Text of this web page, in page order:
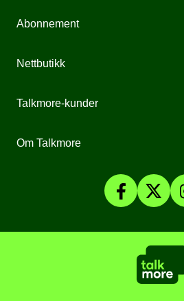
Abonnement
Mobilabonnement
Priser
Nettbutikk
Mobiltelefoner
Talkmore-kunder
Mine Sider
Om Talkmore
Personvern og Cookies
Affiliate